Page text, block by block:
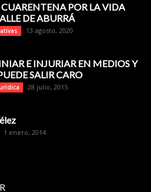
POR LA VIDA
DE ABURRÁ
13 agosto, 2020
E INJURIAR EN MEDIOS Y
SALIR CARO
28 julio, 2015
1 enero, 2014